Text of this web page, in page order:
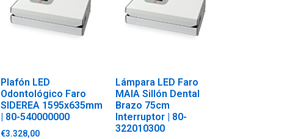
Plafón LED
Odontológico Faro
SIDEREA 1595x635mm
| 80-540000000
€3.328,00
Lámpara LED Faro
MAIA Sillón Dental
Brazo 75cm
Interruptor | 80-
322010300